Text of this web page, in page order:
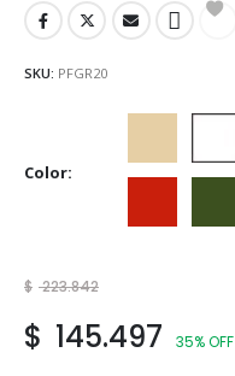
SKU: PFGR20
Color
$ 223.842
$ 145.497 35% OFF